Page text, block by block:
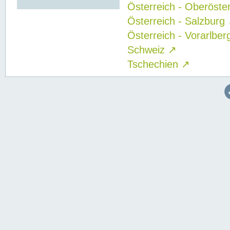
Österreich -
Österreich - Salzburg
Österreich -
Schweiz ↗
Tschechien ↗